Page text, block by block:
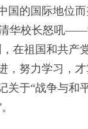
国的国际地位
华校长怒吼
在祖国和共产
，努力学习，
于“战争与和